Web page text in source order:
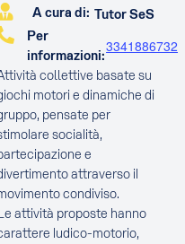
A cura di: Tutor SeS
Per
informazioni:
3341886732
collettive basate su
motori e dinamiche di
pensate per
socialità,
e
attraverso il
condiviso.
attività proposte hanno
ludico-motorio,